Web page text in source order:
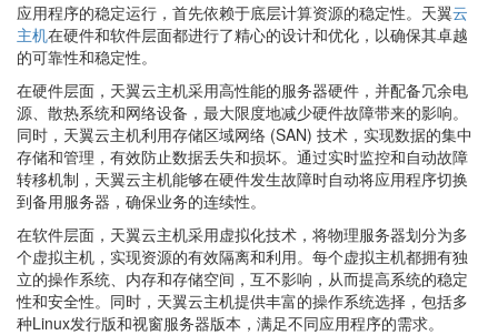
应用程序的稳定运行，首先依赖于底层计算资源的稳定性。天翼云
主机在硬件和软件层面都进行了精心的设计和优化，以确保其卓越
的可靠性和稳定性。
在硬件层面，天翼云主机采用高性能的服务器硬件，并配备冗余电
源、散热系统和网络设备，最大限度地减少硬件故障带来的影响。
同时，天翼云主机利用存储区域网络 (SAN) 技术，实现数据的集中
存储和管理，有效防止数据丢失和损坏。通过实时监控和自动故障
转移机制，天翼云主机能够在硬件发生故障时自动将应用程序切换
到备用服务器，确保业务的连续性。
在软件层面，天翼云主机采用虚拟化技术，将物理服务器划分为多
个虚拟主机，实现资源的有效隔离和利用。每个虚拟主机都拥有独
立的操作系统、内存和存储空间，互不影响，从而提高系统的稳定
性和安全性。同时，天翼云主机提供丰富的操作系统选择，包括多
种Linux发行版和视窗服务器版本，满足不同应用程序的需求。